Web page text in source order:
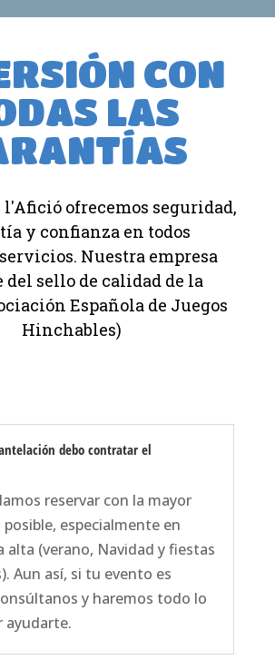
CON
LAS
l'Afició ofrecemos seguridad,
y confianza en todos
Nuestra empresa
del sello de calidad de la
Española de Juegos
Hinchables)
debo contratar el
reservar con la mayor
especialmente en
alta (verano, Navidad y fiestas
Aun así, si tu evento es
y haremos todo lo
ayudarte.